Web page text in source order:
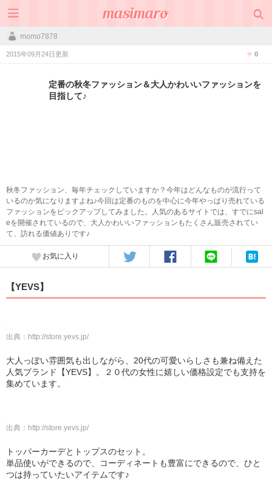
momo7878
2015年09月24日更新 0
定番の秋冬ファッション＆大人かわいいファッションを
目指して♪
秋冬ファッション、毎年チェックしていますか？今年はどんなものが流行って
いるのか気になりますよね♪今回は定番のものを中心に今年やっぱり売れている
ファッションをピックアップしてみました。人気のあるサイトでは、すでにsal
eを開催されているので、大人かわいいファッションもたくさん販売されてい
て、訪れる価値ありです♪
お気に入り
【YEVS】
出典： http://store.yevs.jp/
大人っぽい雰囲気も出しながら、20代の可愛いらしさも兼ね備えた
人気ブランド【YEVS】。２０代の女性に嬉しい価格設定でも支持を
集めています。
出典： http://store.yevs.jp/
トッパーカーデとトップスのセット。
単品使いができるので、コーディネートも豊富にできるので、ひと
つは持っていたいアイテムです♪